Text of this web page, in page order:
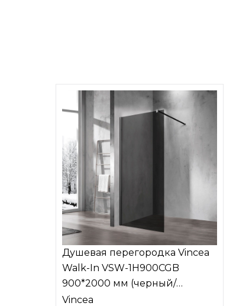
Душевая перегородка Vincea
Walk-In VSW-1H900CGB
900*2000 мм (черный/
тонированное)
Vincea